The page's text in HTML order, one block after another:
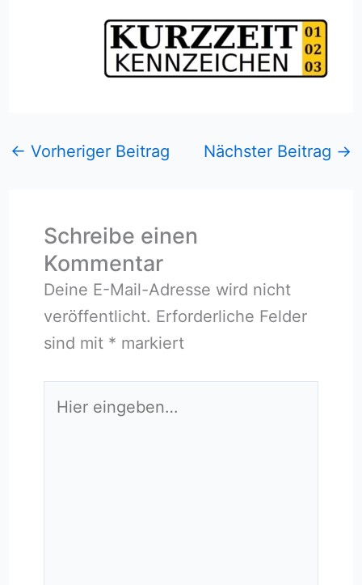
← Vorheriger Beitrag Nächster Beitrag →
Schreibe einen
Kommentar
Deine E-Mail-Adresse wird nicht
veröffentlicht. Erforderliche Felder
sind mit * markiert
eingeben…